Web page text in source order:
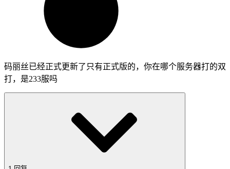
码丽丝已经正式更新了只有正式版的，你在哪个服务器打的双
打，是233服吗